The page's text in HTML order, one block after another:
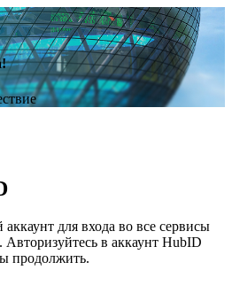
для входа во все сервисы
Авторизуйтесь в аккаунт HubID
продолжить.